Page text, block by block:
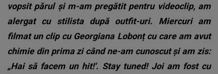
vopsit părul și m-am pregătit pentru videoclip, am
alergat cu stilista după outfit-uri. Miercuri am
filmat un clip cu Georgiana Lobonț cu care am avut
chimie din prima zi când ne-am cunoscut și am zis:
„Hai să facem un hit!'. Stay tuned! Joi am fost cu